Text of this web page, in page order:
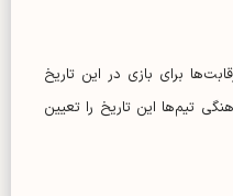
برای بازی در این تاریخ
تیم‌ها این تاریخ را تعیین